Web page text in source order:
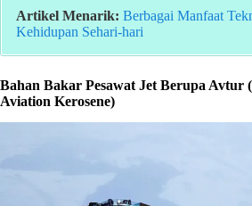
Artikel Menarik: Berbagai Manfaat
Kehidupan Sehari-hari
Bahan Bakar Pesawat Jet Berupa Avtur
Aviation Kerosene)